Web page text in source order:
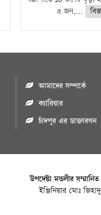
৫ জন,...
আমাদের সম্পর্কে
ক্যারিয়ার
চাঁদপুর এর ডাক্তারগন
উপদেষ্টা মন্ডলীর
ইঞ্জিনিয়ার মোঃ